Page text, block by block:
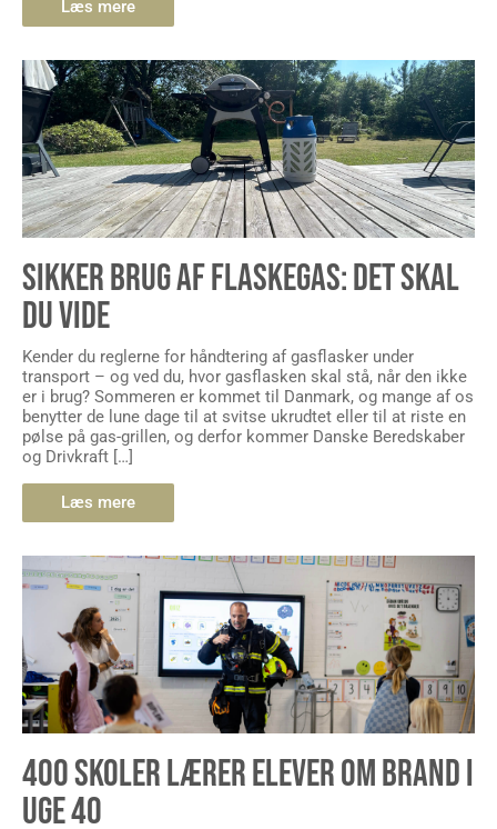
SIKKER BRUG AF FLASKEGAS: DET SKAL
DU VIDE
Kender du reglerne for håndtering af gasflasker under
er i brug? Sommeren er kommet til Danmark, og mange af os
benytter de lune dage til at svitse ukrudtet eller til at riste en
pølse på gas-grillen, og derfor kommer Danske Beredskaber
og Drivkraft […]
Læs mere
400 SKOLER LÆRER ELEVER OM BRAND I
UGE 40
Hvert år i uge 40 sætter hundredvis af skoler landet over